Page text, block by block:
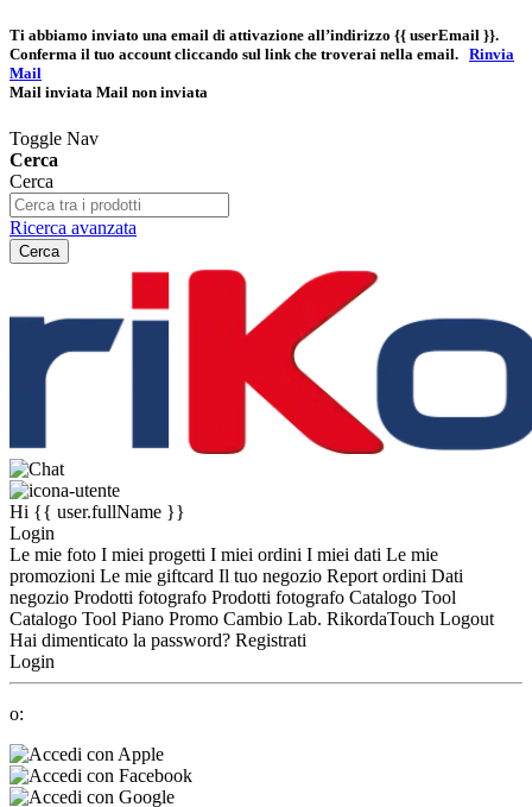
Ti abbiamo inviato una email di attivazione all’indirizzo {{ userEmail }}.
Conferma il tuo account cliccando sul link che troverai nella email. Rinvia
Mail
Mail inviata Mail non inviata
Toggle Nav
Cerca
Cerca
Ricerca avanzata
Cerca
Hi {{ user.fullName }}
Login
Le mie foto I miei progetti I miei ordini I miei dati Le mie
promozioni Le mie giftcard Il tuo negozio Report ordini Dati
negozio Prodotti fotografo Prodotti fotografo Catalogo Tool
Catalogo Tool Piano Promo Cambio Lab. RikordaTouch Logout
Hai dimenticato la password? Registrati
Login
o: